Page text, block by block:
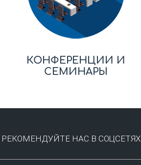
КОНФЕРЕНЦИИ И
СЕМИНАРЫ
РЕКОМЕНДУЙТЕ НАС В СОЦСЕТЯХ